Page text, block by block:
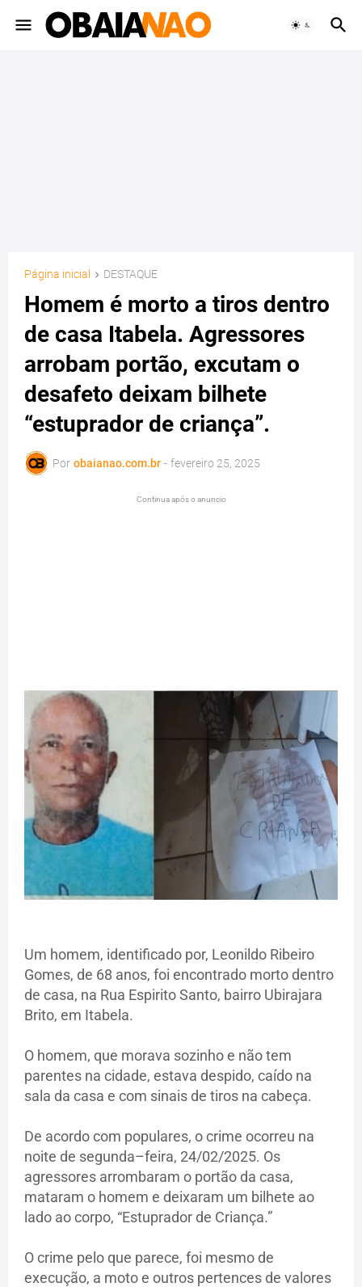
Página inicial DESTAQUE
Homem é morto a tiros dentro
de casa Itabela. Agressores
arrobam portão, excutam o
desafeto deixam bilhete
“estuprador de criança”.
Por obaianao.com.br - fevereiro 25, 2025
Continua após o anuncio
Um homem, identificado por, Leonildo Ribeiro
Gomes, de 68 anos, foi encontrado morto dentro
de casa, na Rua Espirito Santo, bairro Ubirajara
Brito, em Itabela.
O homem, que morava sozinho e não tem
parentes na cidade, estava despido, caído na
sala da casa e com sinais de tiros na cabeça.
De acordo com populares, o crime ocorreu na
noite de segunda–feira, 24/02/2025. Os
agressores arrombaram o portão da casa,
mataram o homem e deixaram um bilhete ao
lado ao corpo, “Estuprador de Criança.”
O crime pelo que parece, foi mesmo de
execução, a moto e outros pertences de valores